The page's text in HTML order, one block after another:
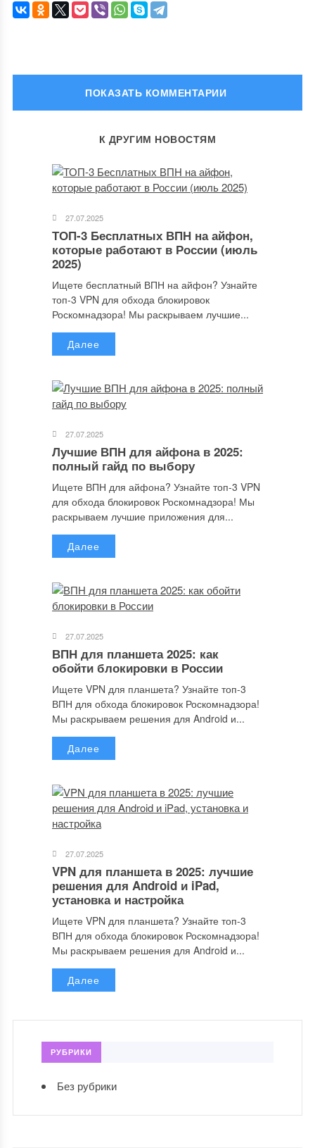
ОСТАВИТЬ КОММЕНТАРИЙ
Ваш адрес email не будет опубликован.
помечены*
последующих моих комментариев.
Отправляя сообщение, Вы разрешаете сбор и обработку
персональных данных.Политика конфиденциальности
К ДРУГИМ НОВОСТЯМ
27.07.2025
ТОП-3 Бесплатных ВПН на айфон,
которые работают в России (июль
2025)
Ищете бесплатный ВПН на айфон? Узнайте
топ-3 VPN для обхода блокировок
Роскомнадзора! Мы раскрываем лучшие...
Далее
27.07.2025
Лучшие ВПН для айфона в 2025:
полный гайд по выбору
Ищете ВПН для айфона? Узнайте топ-3 VPN
для обхода блокировок Роскомнадзора! Мы
раскрываем лучшие приложения для...
Далее
27.07.2025
ВПН для планшета 2025: как
обойти блокировки в России
Ищете VPN для планшета? Узнайте топ-3
ВПН для обхода блокировок Роскомнадзора!
Мы раскрываем решения для Android и...
Далее
27.07.2025
VPN для планшета в 2025: лучшие
решения для Android и iPad,
установка и настройка
Ищете VPN для планшета? Узнайте топ-3
ВПН для обхода блокировок Роскомнадзора!
Мы раскрываем решения для Android и...
Далее
РУБРИКИ
Без рубрики